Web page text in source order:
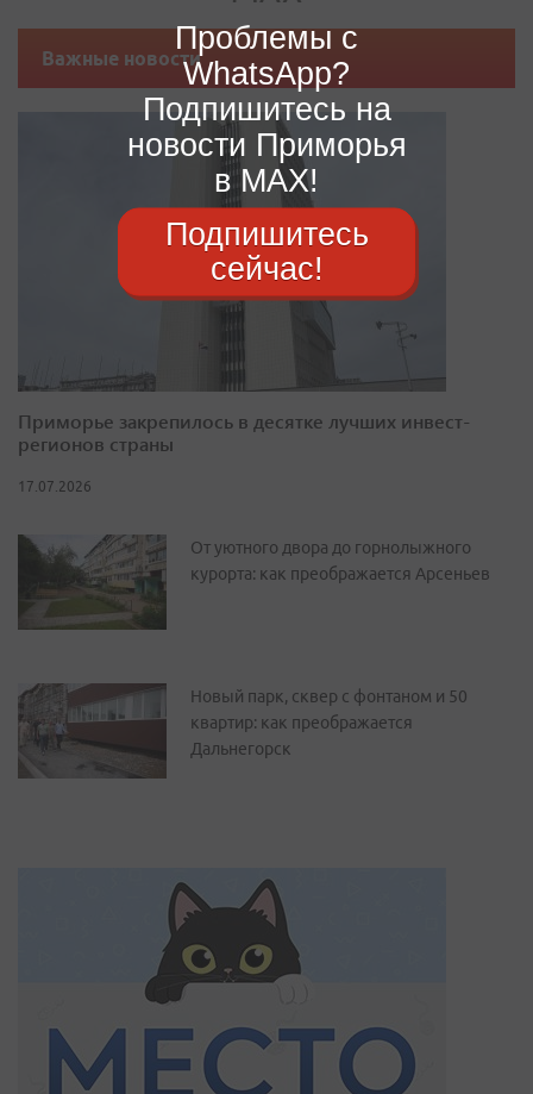
Важные новости
Приморье закрепилось в десятке лучших инвест-
регионов страны
17.07.2026
От уютного двора до горнолыжного
курорта: как преображается Арсеньев
Новый парк, сквер с фонтаном и 50
квартир: как преображается
Дальнегорск
Проблемы с
WhatsApp?
Подпишитесь на
новости Приморья
в MAX!
Подпишитесь
сейчас!